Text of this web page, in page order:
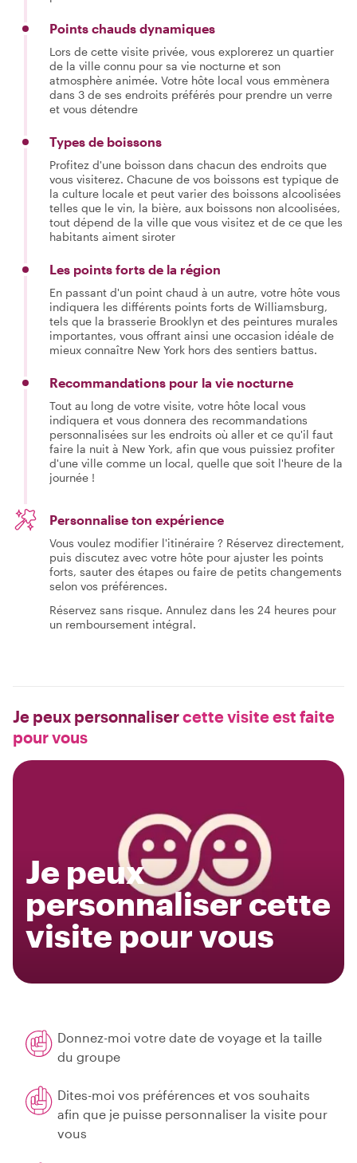
Points chauds dynamiques
Lors de cette visite privée, vous explorerez un quartier
de la ville connu pour sa vie nocturne et son
atmosphère animée. Votre hôte local vous emmènera
dans 3 de ses endroits préférés pour prendre un verre
et vous détendre
Types de boissons
Profitez d'une boisson dans chacun des endroits que
vous visiterez. Chacune de vos boissons est typique de
la culture locale et peut varier des boissons alcoolisées
telles que le vin, la bière, aux boissons non alcoolisées,
tout dépend de la ville que vous visitez et de ce que les
habitants aiment siroter
Les points forts de la région
En passant d'un point chaud à un autre, votre hôte vous
indiquera les différents points forts de Williamsburg,
tels que la brasserie Brooklyn et des peintures murales
importantes, vous offrant ainsi une occasion idéale de
mieux connaître New York hors des sentiers battus.
Recommandations pour la vie nocturne
Tout au long de votre visite, votre hôte local vous
indiquera et vous donnera des recommandations
personnalisées sur les endroits où aller et ce qu'il faut
faire la nuit à New York, afin que vous puissiez profiter
d'une ville comme un local, quelle que soit l'heure de la
journée !
Personnalise ton expérience
Vous voulez modifier l'itinéraire ? Réservez directement,
puis discutez avec votre hôte pour ajuster les points
forts, sauter des étapes ou faire de petits changements
selon vos préférences.
Réservez sans risque. Annulez dans les 24 heures pour
un remboursement intégral.
Je peux personnalisercette visite est faite
pour vous
Je peux
personnaliser cette
visite pour vous
Donnez-moi votre date de voyage et la taille
du groupe
Dites-moi vos préférences et vos souhaits
afin que je puisse personnaliser la visite pour
vous